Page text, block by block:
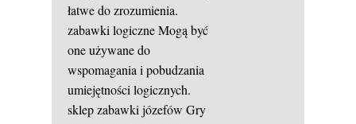
łatwe do zrozumienia.
zabawki logiczneMogą być
one używane do
wspomagania i pobudzania
umiejętności logicznych.
sklep zabawki józefów Gry